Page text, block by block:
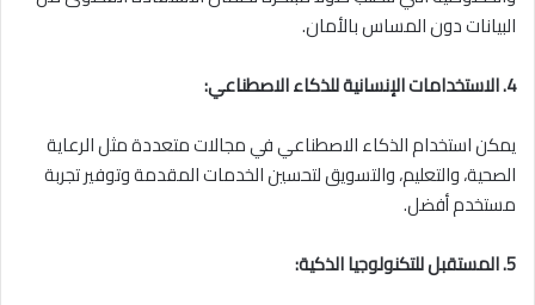
البيانات دون المساس بالأمان.
4. الاستخدامات الإنسانية للذكاء الاصطناعي:
يمكن استخدام الذكاء الاصطناعي في مجالات متعددة مثل الرعاية
الصحية، والتعليم، والتسويق لتحسين الخدمات المقدمة وتوفير تجربة
مستخدم أفضل.
5. المستقبل للتكنولوجيا الذكية: